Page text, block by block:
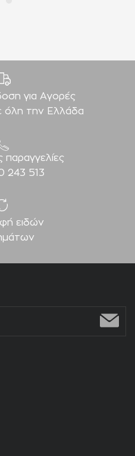
για Aγορές
την Ελλάδα
παραγγελίες
243 513
ειδών